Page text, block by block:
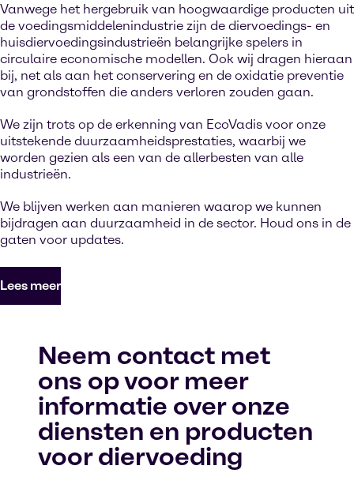
Vanwege het hergebruik van hoogwaardige producten uit
de voedingsmiddelenindustrie zijn de diervoedings- en
huisdiervoedingsindustrieën belangrijke spelers in
circulaire economische modellen. Ook wij dragen hieraan
bij, net als aan het conservering en de oxidatie preventie
van grondstoffen die anders verloren zouden gaan.
We zijn trots op de erkenning van EcoVadis voor onze
uitstekende duurzaamheidsprestaties, waarbij we
worden gezien als een van de allerbesten van alle
industrieën.
We blijven werken aan manieren waarop we kunnen
bijdragen aan duurzaamheid in de sector. Houd ons in de
gaten voor updates.
Lees meer
Neem contact met
ons op voor meer
informatie over onze
diensten en producten
voor diervoeding